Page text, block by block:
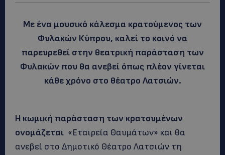
Με ένα μουσικό κάλεσμα κρατούμενος των
Φυλακών Κύπρου, καλεί το κοινό να
παρευρεθεί στην θεατρική παράσταση των
Φυλακών που θα ανεβεί όπως πλέον γίνεται
κάθε χρόνο στο θέατρο Λατσιών.
Η κωμική παράσταση των κρατουμένων
ονομάζεται «Εταιρεία Θαυμάτων» και θα
ανεβεί στο Δημοτικό Θέατρο Λατσιών τη